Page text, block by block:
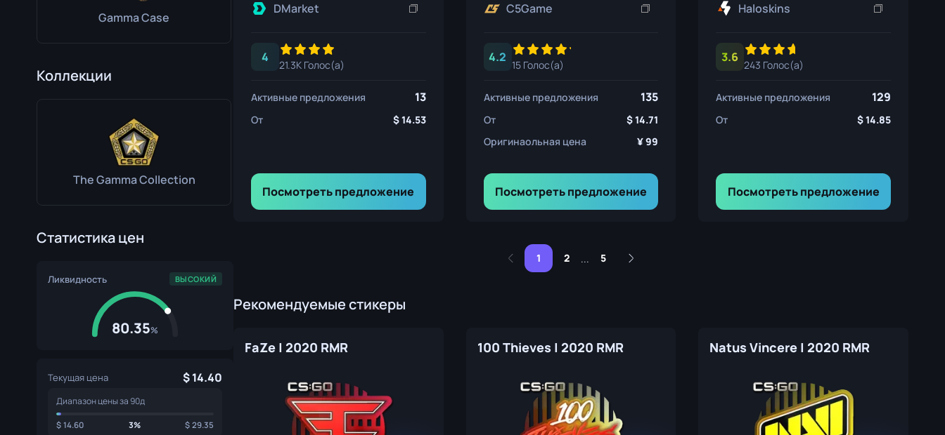
Gamma Case
Коллекции
The Gamma Collection
Статистика цен
Ликвидность ВЫСОКИЙ
80.35%
Текущая цена 14.40
Диапазон цены за 90д
14.60 3% 29.35
DMarket
4
21.3K Голос(а)
Активные предложения 13
От 14.53
Посмотреть предложение
C5Game
4.2
15 Голос(а)
Активные предложения 135
От
14.71
Оригинаольная цена
99
Посмотреть предложение
Haloskins
3.6
243 Голос(а)
Активные предложения 129
От 14.85
Посмотреть предложение
1 2 ... 5
Рекомендуемые стикеры
FaZe | 2020 RMR 100 Thieves | 2020 RMR Natus Vincere | 2020 RMR